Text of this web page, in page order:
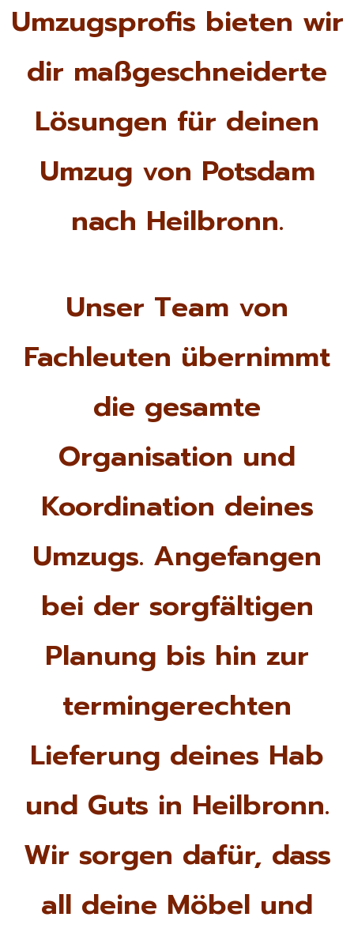
Umzugsprofis bieten wir
dir maßgeschneiderte
Lösungen für deinen
Umzug von Potsdam
nach Heilbronn.
Unser Team von
Fachleuten übernimmt
die gesamte
Organisation und
Koordination deines
Umzugs. Angefangen
bei der sorgfältigen
Planung bis hin zur
termingerechten
Lieferung deines Hab
und Guts in Heilbronn.
Wir sorgen dafür, dass
all deine Möbel und